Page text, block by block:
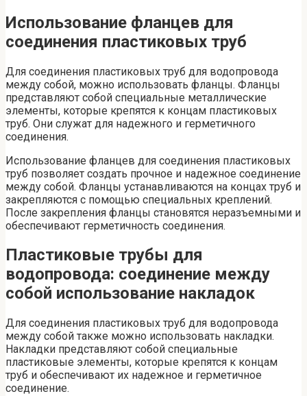
Использование фланцев для
соединения пластиковых труб
Для соединения пластиковых труб для водопровода
между собой, можно использовать фланцы. Фланцы
представляют собой специальные металлические
элементы, которые крепятся к концам пластиковых
труб. Они служат для надежного и герметичного
соединения.
Использование фланцев для соединения пластиковых
труб позволяет создать прочное и надежное соединение
между собой. Фланцы устанавливаются на концах труб и
закрепляются с помощью специальных креплений.
После закрепления фланцы становятся неразъемными и
обеспечивают герметичность соединения.
Пластиковые трубы для
водопровода: соединение между
собой использование накладок
Для соединения пластиковых труб для водопровода
между собой также можно использовать накладки.
Накладки представляют собой специальные
пластиковые элементы, которые крепятся к концам
труб и обеспечивают их надежное и герметичное
соединение.